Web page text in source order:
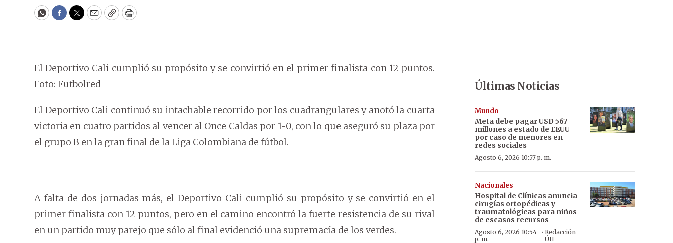
WhatsApp
Facebook
Twitter
EmailCopyPrint
El Deportivo Cali cumplió su propósito y se convirtió en el primer finalista con 12 puntos.
Foto: Futbolred
El Deportivo Cali continuó su intachable recorrido por los cuadrangulares y anotó la cuarta
victoria en cuatro partidos al vencer al Once Caldas por 1-0, con lo que aseguró su plaza por
el grupo B en la gran final de la Liga Colombiana de fútbol.
A falta de dos jornadas más, el Deportivo Cali cumplió su propósito y se convirtió en el
primer finalista con 12 puntos, pero en el camino encontró la fuerte resistencia de su rival
en un partido muy parejo que sólo al final evidenció una supremacía de los verdes.
Últimas Noticias
Mundo
Meta debe pagar USD 567
millones a estado de EEUU
por caso de menores en
redes sociales
Agosto 6, 2026 10:57 p. m.
Nacionales
Hospital de Clínicas anuncia
cirugías ortopédicas y
traumatológicas para niños
de escasos recursos
Agosto 6, 2026 10:54
p. m.
· Redacción
ÚH